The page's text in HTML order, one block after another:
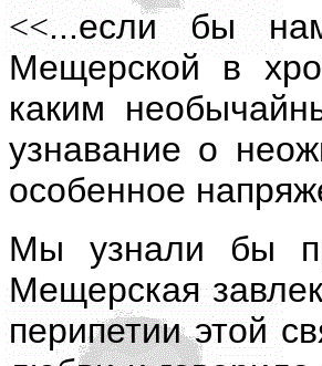
<<...если бы
Мещерской в
каким
узнавание о
особенное
Мы узнали бы
Мещерская
перипетии этой